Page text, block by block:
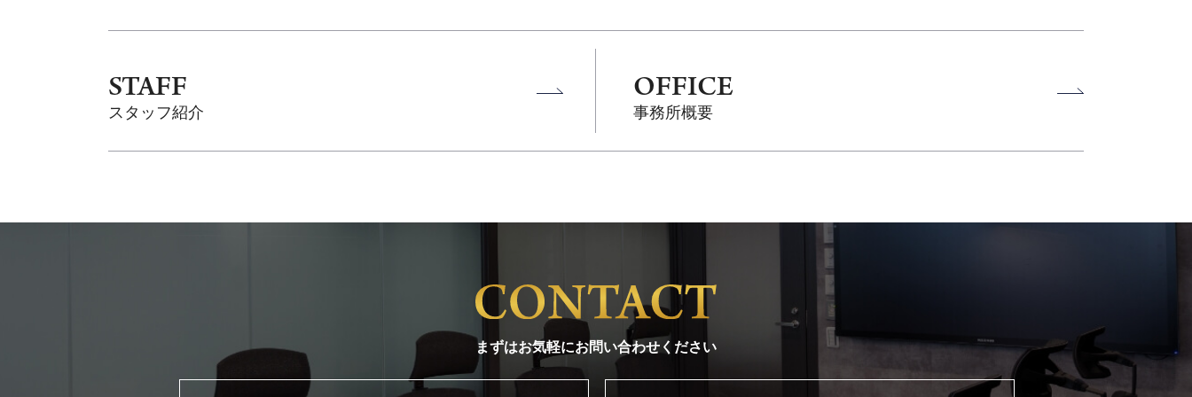
STAFF
スタッフ紹介
OFFICE
事務所概要
まずはお気軽にお問い合わせください